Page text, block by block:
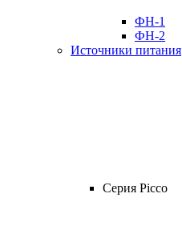
ФН-1
ФН-2
Источники питания
Серия Picco